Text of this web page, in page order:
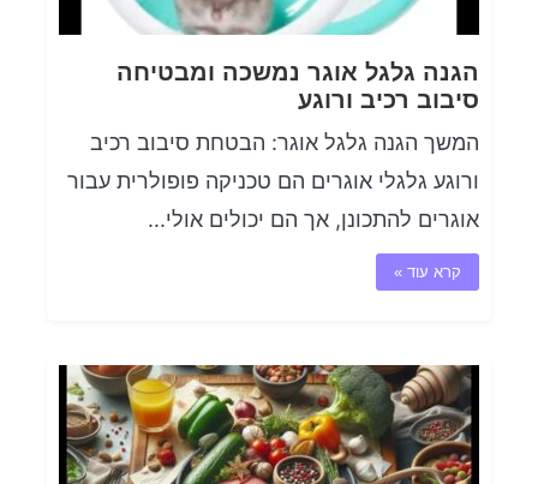
הגנה גלגל אוגר נמשכה ומבטיחה
סיבוב רכיב ורוגע
המשך הגנה גלגל אוגר: ​​הבטחת סיבוב רכיב
ורוגע גלגלי אוגרים הם טכניקה פופולרית עבור
אוגרים להתכונן, אך הם יכולים אולי...
קרא עוד »